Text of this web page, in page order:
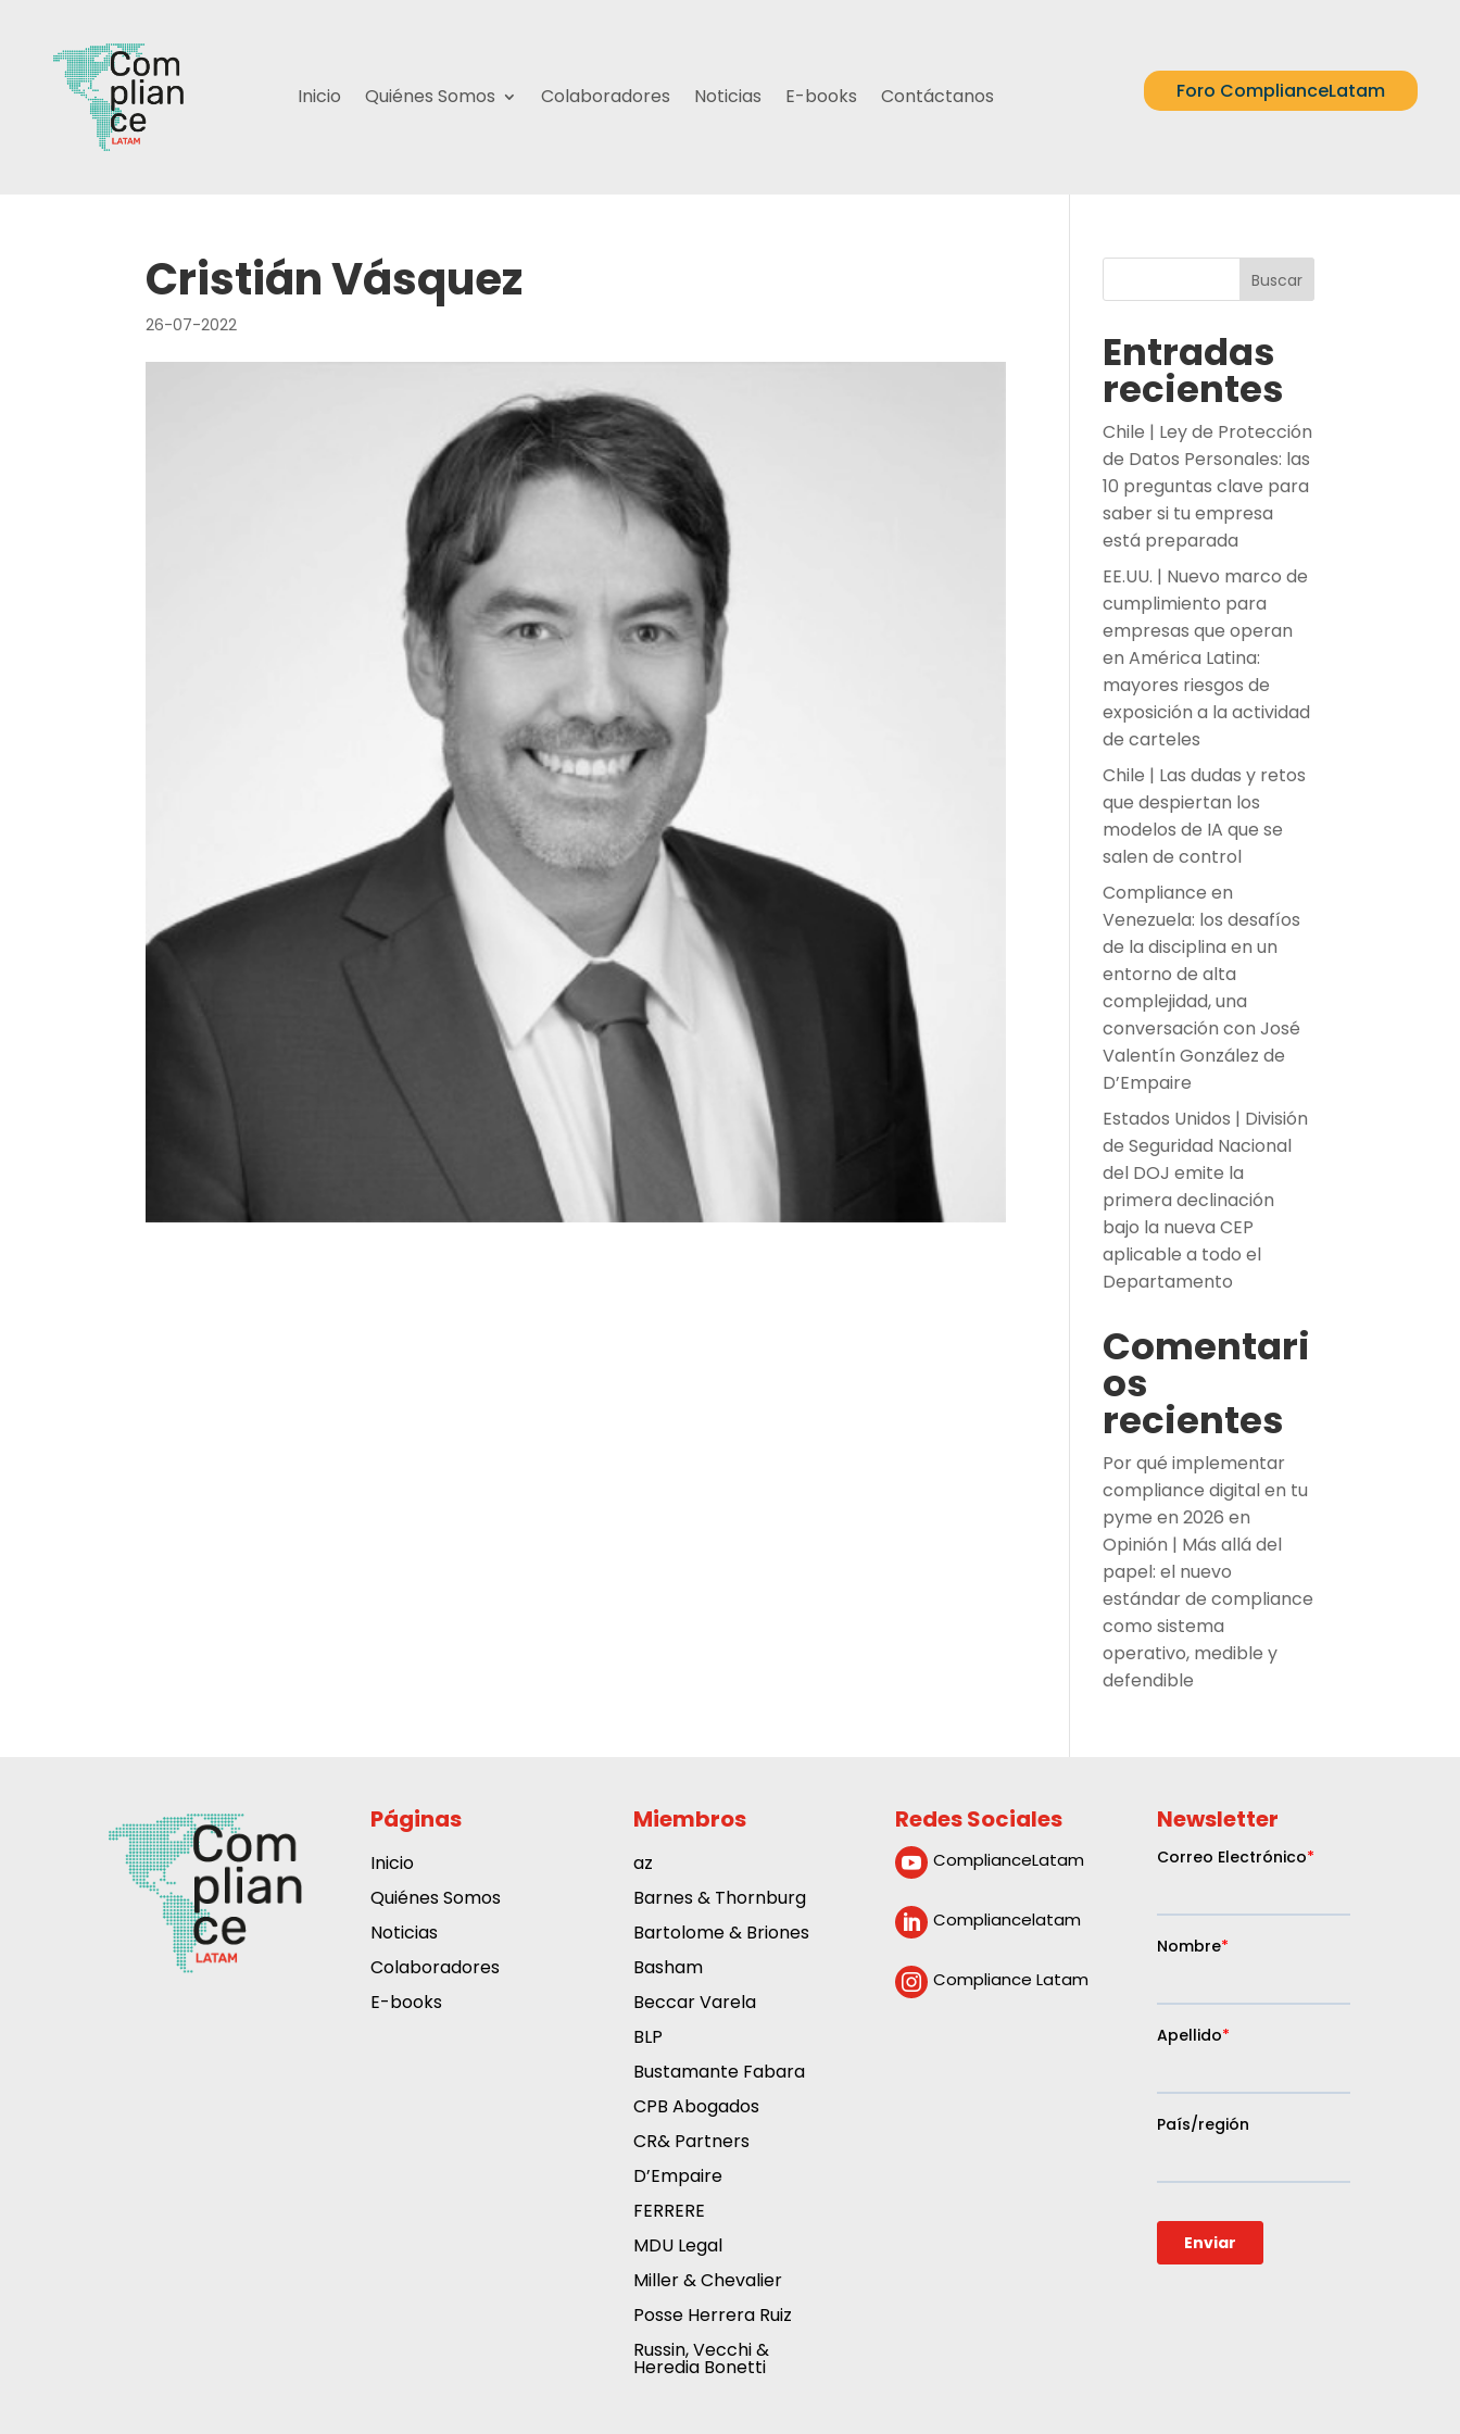
Inicio Quiénes Somos Colaboradores Noticias E-books Contáctanos Foro ComplianceLatam
Cristián Vásquez
26-07-2022
Buscar
Entradas
recientes
Chile | Ley de Protección
de Datos Personales: las
10 preguntas clave para
saber si tu empresa
está preparada
EE.UU. | Nuevo marco de
cumplimiento para
empresas que operan
en América Latina:
mayores riesgos de
exposición a la actividad
de carteles
Chile | Las dudas y retos
que despiertan los
modelos de IA que se
salen de control
Compliance en
Venezuela: los desafíos
de la disciplina en un
entorno de alta
complejidad, una
conversación con José
Valentín González de
D’Empaire
Estados Unidos | División
de Seguridad Nacional
del DOJ emite la
primera declinación
bajo la nueva CEP
aplicable a todo el
Departamento
Comentari
os
recientes
Por qué implementar
compliance digital en tu
pyme en 2026 en
Opinión | Más allá del
papel: el nuevo
estándar de compliance
como sistema
operativo, medible y
defendible
Páginas
Inicio
Quiénes Somos
Noticias
Colaboradores
E-books
Miembros
az
Barnes & Thornburg
Bartolome & Briones
Basham
Beccar Varela
BLP
Bustamante Fabara
CPB Abogados
CR& Partners
D’Empaire
FERRERE
MDU Legal
Miller & Chevalier
Posse Herrera Ruiz
Russin, Vecchi &
Heredia Bonetti
Redes Sociales
 ComplianceLatam
 Compliancelatam
 Compliance Latam
Newsletter